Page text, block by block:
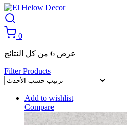
0
عرض ⁦6⁩ من كل النتائج
Filter Products
Add to wishlist
Compare